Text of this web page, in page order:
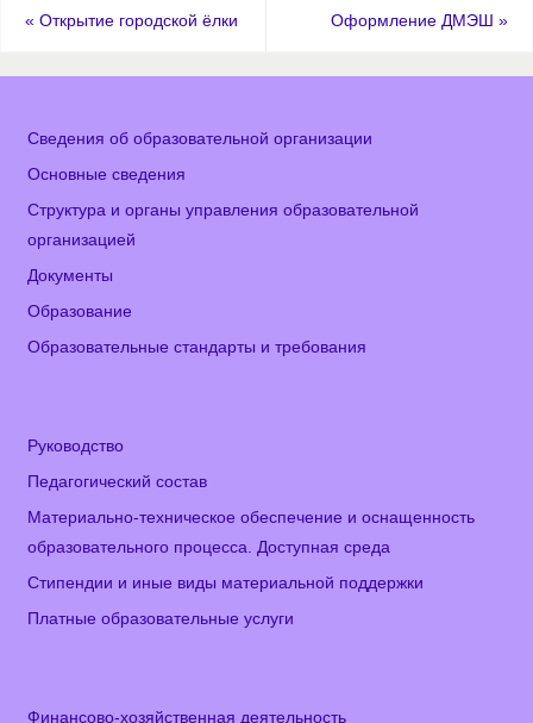
« Открытие городской ёлки Оформление ДМЭШ »
Сведения об образовательной организации
Основные сведения
Структура и органы управления образовательной
организацией
Документы
Образование
Образовательные стандарты и требования
Руководство
Педагогический состав
Материально-техническое обеспечение и оснащенность
образовательного процесса. Доступная среда
Стипендии и иные виды материальной поддержки
Платные образовательные услуги
Финансово-хозяйственная деятельность